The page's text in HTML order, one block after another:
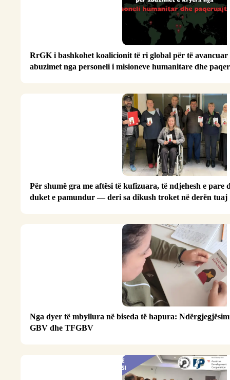
RrGK i bashkohet koalicionit të ri global për të
abuzimet nga personeli i misioneve humanitare dhe
Për shumë gra me aftësi të kufizuara, të ndjehesh e pare
duket e pamundur — deri sa dikush troket në derën tuaj
Nga dyer të mbyllura në biseda të hapura:
GBV dhe TFGBV